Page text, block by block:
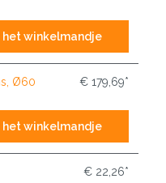
het winkelmandje
Ø60 € 179,69*
het winkelmandje
€ 22,26*